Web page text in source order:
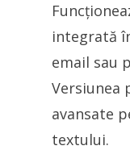
integrată
email sau
Versiunea
avansate
textului.